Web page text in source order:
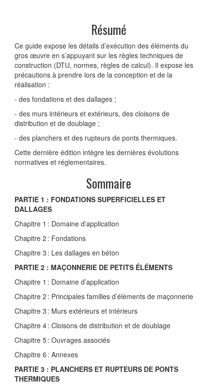
Résumé
Ce guide expose les détails d’exécution des éléments du
gros œuvre en s’appuyant sur les règles techniques de
construction (DTU, normes, règles de calcul). Il expose les
précautions à prendre lors de la conception et de la
réalisation :
- des fondations et des dallages ;
- des murs intérieurs et extérieurs, des cloisons de
distribution et de doublage ;
- des planchers et des rupteurs de ponts thermiques.
Cette dernière édition intègre les dernières évolutions
normatives et réglementaires.
Sommaire
PARTIE 1 : FONDATIONS SUPERFICIELLES ET
DALLAGES
Chapitre 1 : Domaine d’application
Chapitre 2 : Fondations
Chapitre 3 : Les dallages en béton
PARTIE 2 : MAÇONNERIE DE PETITS ÉLÉMENTS
Chapitre 1 : Domaine d’application
Chapitre 2 : Principales familles d’éléments de maçonnerie
Chapitre 3 : Murs extérieurs et intérieurs
Chapitre 4 : Cloisons de distribution et de doublage
Chapitre 5 : Ouvrages associés
Chapitre 6 : Annexes
PARTIE 3 : PLANCHERS ET RUPTEURS DE PONTS
THERMIQUES